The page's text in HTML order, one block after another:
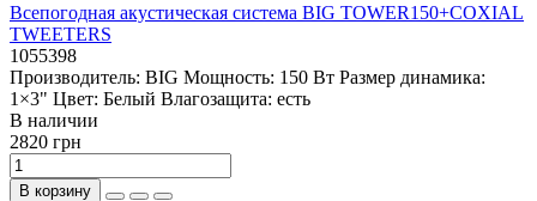
Всепогодная акустическая система BIG TOWER150+COXIAL
TWEETERS
1055398
Производитель: BIG Мощность: 150 Вт Размер динамика:
1×3" Цвет: Белый Влагозащита: есть
В наличии
2820 грн
В корзину